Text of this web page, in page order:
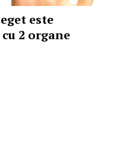
este
2 organe